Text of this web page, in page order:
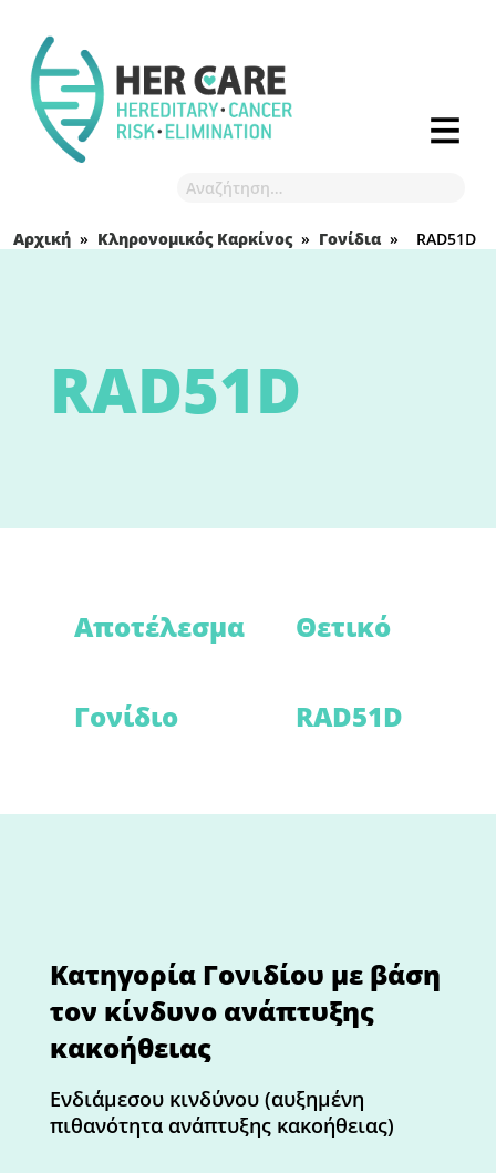
Αρχική » Κληρονομικός Καρκίνος » Γονίδια » RAD51D
RAD51D
Αποτέλεσμα Θετικό
Γονίδιο RAD51D
Κατηγορία Γονιδίου με βάση
τον κίνδυνο ανάπτυξης
κακοήθειας
Ενδιάμεσου κινδύνου (αυξημένη
πιθανότητα ανάπτυξης κακοήθειας)